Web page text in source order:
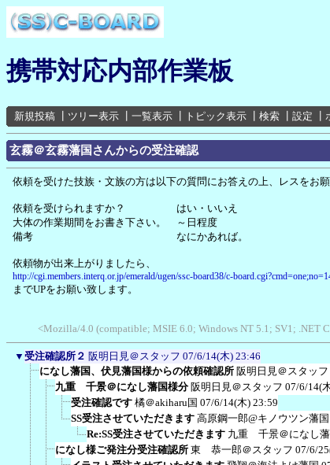
携帯対応内部作業板
新規投稿 ツリー表示 一覧表示 トピック表示 検索 設定
玄霧＠玄霧藩国さんからの受注確認
依頼を受けた技族・文族の方は以下の質問にお答えの上、レスをお願
依頼を受けられますか？ はい・いいえ
大体の作業期間をお書き下さい。 ～日程度
備考 なにかあれば。
依頼物が出来上がりましたら、
http://cgi.members.interq.or.jp/emerald/ugen/ssc-board38/c-
までUPをお願い致します。
<Mozilla/4.0 (compatible; MSIE 6.0; Windows NT 5.1; SV1;
▼ 受注確認所２ 阪明日見＠スタッフ 07/6/14(木) 23:46
になし藩国、伏見藩国様からの依頼確認所 阪明日見＠スタッフ
九重 千景＠になし藩国様分 阪明日見＠スタッフ 07/6/14(
受注確認です 橘＠akiharu国 07/6/14(木) 23:59
SS受注させていただきます 高原鋼一郎@キノウツン藩国
Re:SS受注させていただきます 九重 千景＠になし藩
になし様ご発注分受注確認所 東 恭一郎＠スタッフ 07/6/